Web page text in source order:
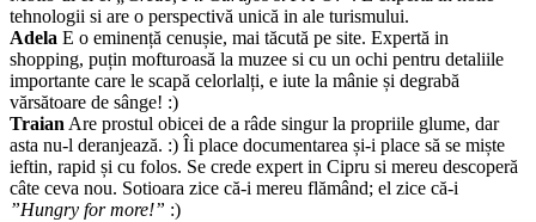
tehnologii si are o perspectivă unică in ale turismului.
Adela E o eminență cenușie, mai tăcută pe site. Expertă in
shopping, puțin mofturoasă la muzee si cu un ochi pentru detaliile
importante care le scapă celorlalți, e iute la mânie și degrabă
vărsătoare de sânge! :)
Traian Are prostul obicei de a râde singur la propriile glume, dar
asta nu-l deranjează. :) Îi place documentarea și-i place să se miște
ieftin, rapid și cu folos. Se crede expert in Cipru si mereu descoperă
câte ceva nou. Sotioara zice că-i mereu flămând; el zice că-i
”Hungry for more!” :)